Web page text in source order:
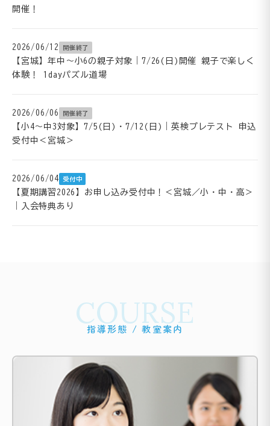
開催！
2026/06/12 開催終了
【宮城】年中～小6の親子対象｜7/26(日)開催 親子で楽しく
体験！ 1dayパズル道場
2026/06/06 開催終了
【小4～中3対象】7/5(日)・7/12(日)｜英検プレテスト 申込
受付中＜宮城＞
2026/06/04 受付中
【夏期講習2026】お申し込み受付中！＜宮城／小・中・高＞
｜入会特典あり
COURSE
指導形態 / 教室案内